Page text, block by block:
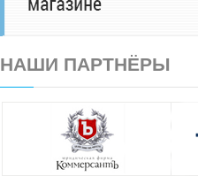
НАШИ ПАРТНЁРЫ